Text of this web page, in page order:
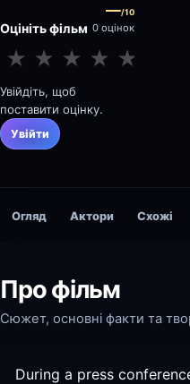
Оцініть фільм
—/10
0 оцінок
★ ★ ★ ★ ★
Увійдіть, щоб
поставити оцінку.
Увійти
Огляд Актори Схожі
Про фільм
Сюжет, основні факти та
During a press